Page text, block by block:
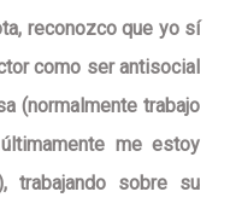
reconozco que yo sí
como ser antisocial
(normalmente trabajo
me estoy
trabajando sobre su